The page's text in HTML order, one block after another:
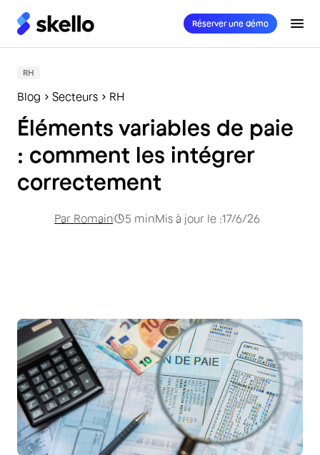
Réserver une démo
RH
Blog Secteurs RH
Éléments variables de paie
: comment les intégrer
correctement
Par Romain 5 minMis à jour le :17/6/26